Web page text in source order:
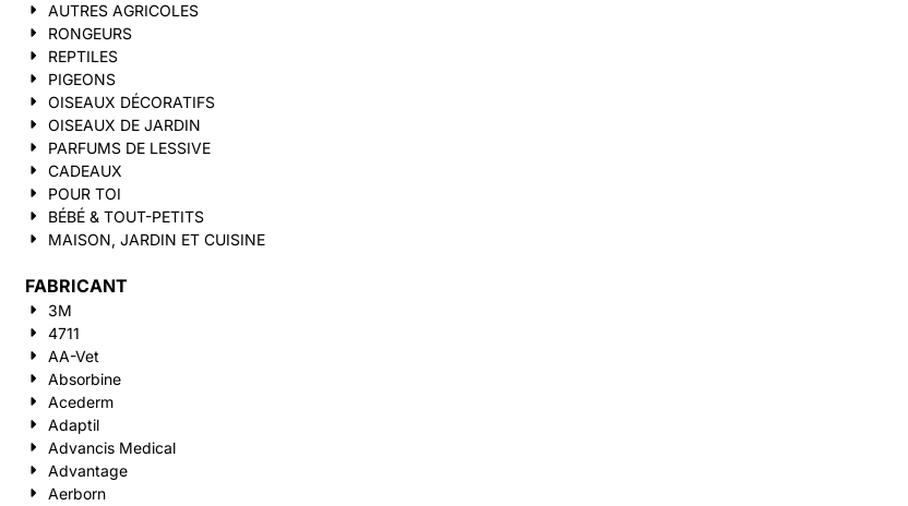
AUTRES AGRICOLES
RONGEURS
REPTILES
PIGEONS
OISEAUX DÉCORATIFS
OISEAUX DE JARDIN
PARFUMS DE LESSIVE
CADEAUX
POUR TOI
BÉBÉ & TOUT-PETITS
MAISON, JARDIN ET CUISINE
FABRICANT
3M
4711
AA-Vet
Absorbine
Acederm
Adaptil
Advancis Medical
Advantage
Aerborn